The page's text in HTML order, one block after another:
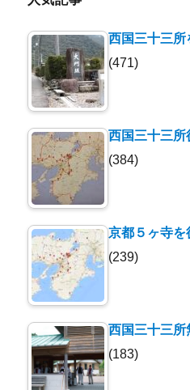
西国三十三所
(471)
西国三十三所
(384)
京都５ヶ寺を
(239)
西国三十三所
(183)